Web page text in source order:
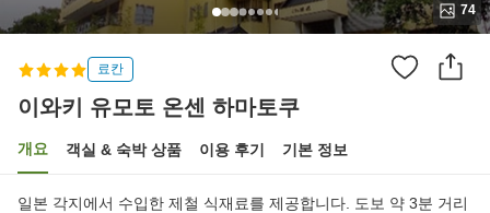
74
료칸
이와키 유모토 온센 하마토쿠
개요 객실 & 숙박 상품 이용 후기 기본 정보
일본 각지에서 수입한 제철 식재료를 제공합니다. 도보 약 3분 거리